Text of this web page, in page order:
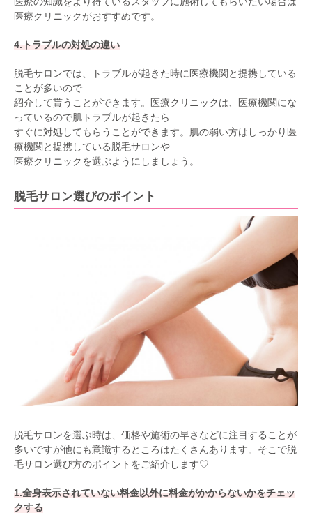
医療クリニックがおすすめです。
4.トラブルの対処の違い
脱毛サロンでは、トラブルが起きた時に医療機関と提携している
ことが多いので
紹介して貰うことができます。医療クリニックは、医療機関にな
っているので肌トラブルが起きたら
すぐに対処してもらうことができます。肌の弱い方はしっかり医
療機関と提携している脱毛サロンや
医療クリニックを選ぶようにしましょう。
脱毛サロン選びのポイント
脱毛サロンを選ぶ時は、価格や施術の早さなどに注目することが
多いですが他にも意識するところはたくさんあります。そこで脱
毛サロン選び方のポイントをご紹介します♡
1.全身表示されていない料金以外に料金がかからないかをチェッ
クする